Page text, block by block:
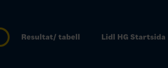
Resultat/ tabell Lidl HG Startsida